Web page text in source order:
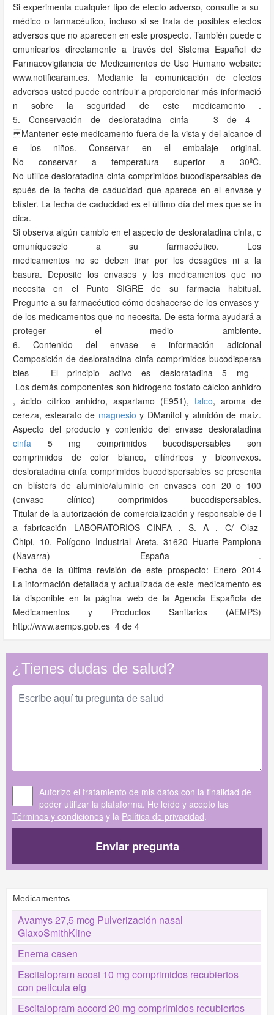
Si experimenta cualquier tipo de efecto adverso, consulte a su
médico o farmacéutico, incluso si se trata de posibles efectos
adversos que no aparecen en este prospecto. También puede c
omunicarlos directamente a través del Sistema Español de
Farmacovigilancia de Medicamentos de Uso Humano website:
www.notificaram.es. Mediante la comunicación de efectos
adversos usted puede contribuir a proporcionar más informació
n sobre la seguridad de este medicamento .
5. Conservación de desloratadina cinfa 3 de 4
Mantener este medicamento fuera de la vista y del alcance d
e los niños. Conservar en el embalaje original.
No conservar a temperatura superior a 30ºC.
No utilice desloratadina cinfa comprimidos bucodispersables de
spués de la fecha de caducidad que aparece en el envase y
blíster. La fecha de caducidad es el último día del mes que se in
dica.
Si observa algún cambio en el aspecto de desloratadina cinfa, c
omuníqueselo a su farmacéutico. Los
medicamentos no se deben tirar por los desagües ni a la
basura. Deposite los envases y los medicamentos que no
necesita en el Punto SIGRE de su farmacia habitual.
Pregunte a su farmacéutico cómo deshacerse de los envases y
de los medicamentos que no necesita. De esta forma ayudará a
proteger el medio ambiente.
6. Contenido del envase e información adicional
Composición de desloratadina cinfa comprimidos bucodispersa
bles - El principio activo es desloratadina 5 mg ­
Los demás componentes son hidrogeno fosfato cálcico anhidro
, ácido cítrico anhidro, aspartamo (E951), talco, aroma de
cereza, estearato de magnesio y D­Manitol y almidón de maíz.
Aspecto del producto y contenido del envase desloratadina
cinfa 5 mg comprimidos bucodispersables son
comprimidos de color blanco, cilíndricos y biconvexos.
desloratadina cinfa comprimidos bucodispersables se presenta
en blísters de aluminio/aluminio en envases con 20 o 100
(envase clínico) comprimidos bucodispersables.
Titular de la autorización de comercialización y responsable de l
a fabricación LABORATORIOS CINFA , S. A . C/ Olaz­
Chipi, 10. Polígono Industrial Areta. 31620 Huarte-Pamplona
(Navarra) España .
Fecha de la última revisión de este prospecto: Enero 2014
La información detallada y actualizada de este medicamento es
tá disponible en la página web de la Agencia Española de
Medicamentos y Productos Sanitarios (AEMPS)
http://www.aemps.gob.es 4 de 4
¿Tienes dudas de salud?
Autorizo el tratamiento de mis datos con la finalidad de
poder utilizar la plataforma. He leído y acepto las
Términos y condiciones y la Política de privacidad.
Enviar pregunta
Medicamentos
Avamys 27,5 mcg Pulverización nasal
GlaxoSmithKline
Enema casen
Escitalopram acost 10 mg comprimidos recubiertos
con pelicula efg
Escitalopram accord 20 mg comprimidos recubiertos